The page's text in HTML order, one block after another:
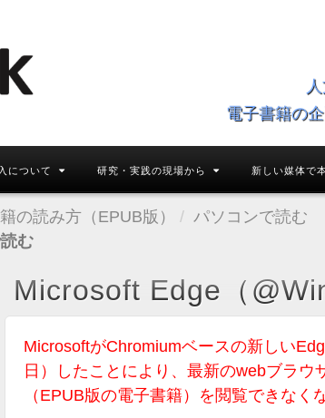
電子書籍の
について 研究・実践の現場から 新しい媒体で
の読み方（EPUB版）
パソコンで読む
む
Microsoft Edge（
MicrosoftがChromiumベースの新しい
日）したことにより、最新のwebブラウ
（EPUB版の電子書籍）を閲覧できなく